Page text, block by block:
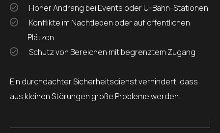
Hoher Andrang bei Events oder U-Bahn-Stationen
Konflikte im Nachtleben oder auf öffentlichen
Plätzen
Schutz von Bereichen mit begrenztem Zugang
Ein durchdachter Sicherheitsdienst verhindert, dass
aus kleinen Störungen große Probleme werden.